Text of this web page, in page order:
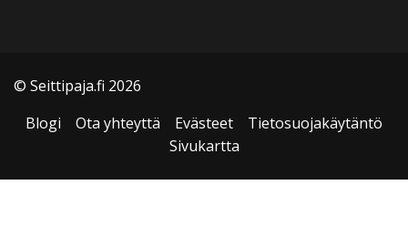
© Seittipaja.fi 2026
Blogi
Ota yhteyttä Evästeet
Tietosuojakäytäntö
Sivukartta